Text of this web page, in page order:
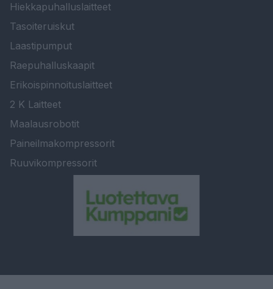
Hiekkapuhalluslaitteet
Tasoiteruiskut
Laastipumput
Raepuhalluskaapit
Erikoispinnoituslaitteet
2 K Laitteet
Maalausrobotit
Paineilmakompressorit
Ruuvikompressorit